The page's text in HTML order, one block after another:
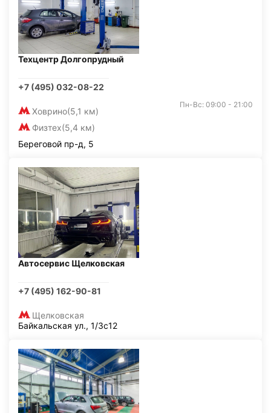
Техцентр Долгопрудный
+7 (495) 032-08-22
Ховрино(5,1 км)
Физтех(5,4 км)
Пн-Вс: 09:00 - 21:00
Береговой пр-д, 5
Автосервис Щелковская
+7 (495) 162-90-81
Щелковская
Байкальская ул., 1/3с12